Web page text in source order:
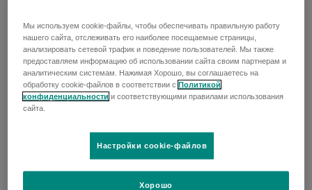
Мы используем cookie-файлы, чтобы обеспечивать правильную работу
нашего сайта, отслеживать его наиболее посещаемые страницы,
анализировать сетевой трафик и поведение пользователей. Мы также
предоставляем информацию об использовании сайта своим партнерам и
аналитическим системам. Нажимая Хорошо, вы соглашаетесь на
обработку cookie-файлов в соответствии сПолитикой
конфиденциальности и соответствующими правилами использования
сайта.
Настройки cookie-файлов
Хорошо